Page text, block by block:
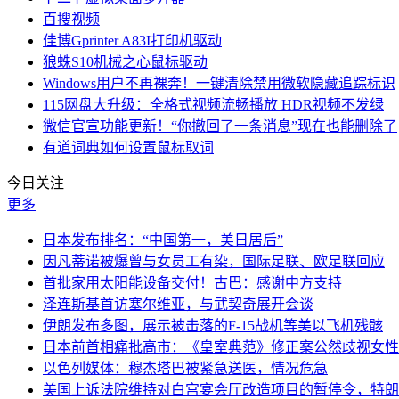
百搜视频
佳博Gprinter A83I打印机驱动
狼蛛S10机械之心鼠标驱动
Windows用户不再裸奔！一键清除禁用微软隐藏追踪标识
115网盘大升级：全格式视频流畅播放 HDR视频不发绿
微信官宣功能更新！“你撤回了一条消息”现在也能删除了
有道词典如何设置鼠标取词
今日关注
更多
日本发布排名：“中国第一，美日居后”
因凡蒂诺被爆曾与女员工有染，国际足联、欧足联回应
首批家用太阳能设备交付！古巴：感谢中方支持
泽连斯基首访塞尔维亚，与武契奇展开会谈
伊朗发布多图，展示被击落的F-15战机等美以飞机残骸
日本前首相痛批高市：《皇室典范》修正案公然歧视女性
以色列媒体：穆杰塔巴被紧急送医，情况危急
美国上诉法院维持对白宫宴会厅改造项目的暂停令，特